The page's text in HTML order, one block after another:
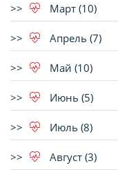
Март (10)
Апрель (7)
Май (10)
Июнь (5)
Июль (8)
Август (3)